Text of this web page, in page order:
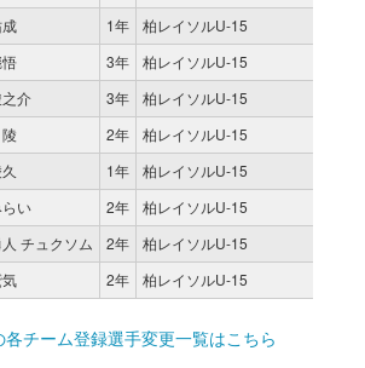
1年 柏レイソルU-15
3年 柏レイソルU-15
介 3年 柏レイソルU-15
2年 柏レイソルU-15
1年 柏レイソルU-15
い 2年 柏レイソルU-15
チュクソム 2年 柏レイソルU-15
2年 柏レイソルU-15
チーム登録選手変更一覧はこちら